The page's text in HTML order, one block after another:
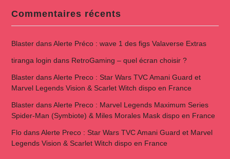
Commentaires récents
BlasterdansAlerte Préco : wave 1 des figs Valaverse Extras
tiranga login dans RetroGaming – quel écran choisir ?
BlasterdansAlerte Preco : Star Wars TVC Amani Guard et
Marvel Legends Vision & Scarlet Witch dispo en France
BlasterdansAlerte Preco : Marvel Legends Maximum Series
Spider-Man (Symbiote) & Miles Morales Mask dispo en France
FlodansAlerte Preco : Star Wars TVC Amani Guard et Marvel
Legends Vision & Scarlet Witch dispo en France